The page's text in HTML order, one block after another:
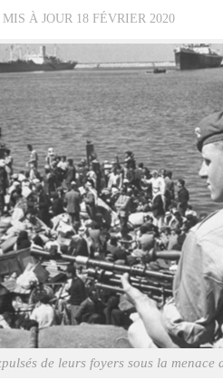
MIS À JOUR 18 FÉVRIER 2020
de leurs foyers sous la menace